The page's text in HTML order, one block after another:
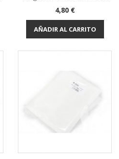
Precio
4,80 €
AÑADIR AL CARRITO